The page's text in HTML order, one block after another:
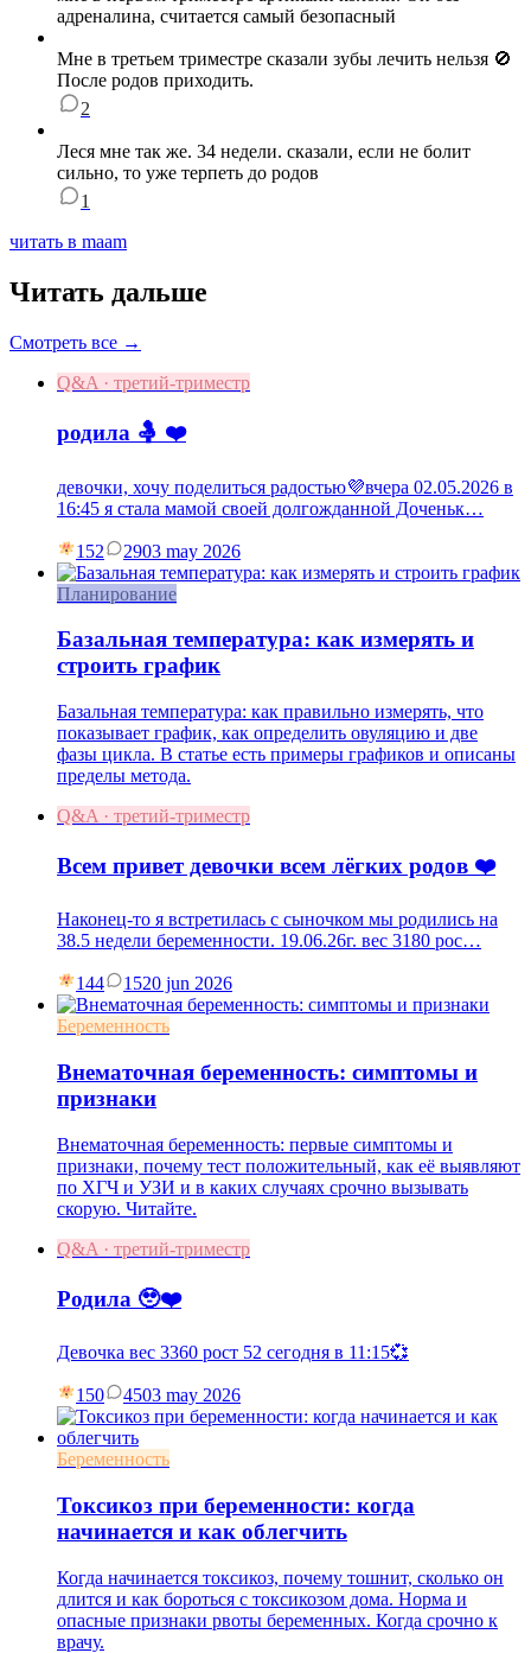
адреналина, считается самый безопасный
Мне в третьем триместре сказали зубы лечить нельзя 🚫
После родов приходить.
2
Леся мне так же. 34 недели. сказали, если не болит
сильно, то уже терпеть до родов
1
читать в maam
Читать дальше
Смотреть все →
Q&A · третий-триместр
родила 🤱 ❤️
девочки, хочу поделиться радостью💜вчера 02.05.2026 в
16:45 я стала мамой своей долгожданной Доченьк…
152 2903 may 2026
Планирование
Базальная температура: как измерять и
строить график
Базальная температура: как правильно измерять, что
показывает график, как определить овуляцию и две
фазы цикла. В статье есть примеры графиков и описаны
пределы метода.
Q&A · третий-триместр
Всем привет девочки всем лёгких родов ❤️
Наконец-то я встретилась с сыночком мы родились на
38.5 недели беременности. 19.06.26г. вес 3180 рос…
144 1520 jun 2026
Беременность
Внематочная беременность: симптомы и
признаки
Внематочная беременность: первые симптомы и
признаки, почему тест положительный, как её выявляют
по ХГЧ и УЗИ и в каких случаях срочно вызывать
скорую. Читайте.
Q&A · третий-триместр
Родила 🥹❤️
Девочка вес 3360 рост 52 сегодня в 11:15💞
150 4503 may 2026
Беременность
Токсикоз при беременности: когда
начинается и как облегчить
Когда начинается токсикоз, почему тошнит, сколько он
длится и как бороться с токсикозом дома. Норма и
опасные признаки рвоты беременных. Когда срочно к
врачу.